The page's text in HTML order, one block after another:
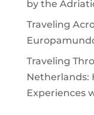
by the
Traveling
Traveling
Netherlands:
Experiences